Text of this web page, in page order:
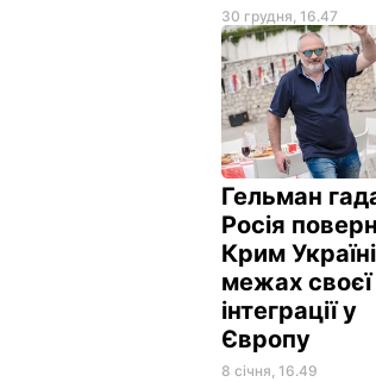
30 грудня, 16.47
Гельман
Росія
Крим
межах своєї
інтеграції у
Європу
8 січня, 16.49